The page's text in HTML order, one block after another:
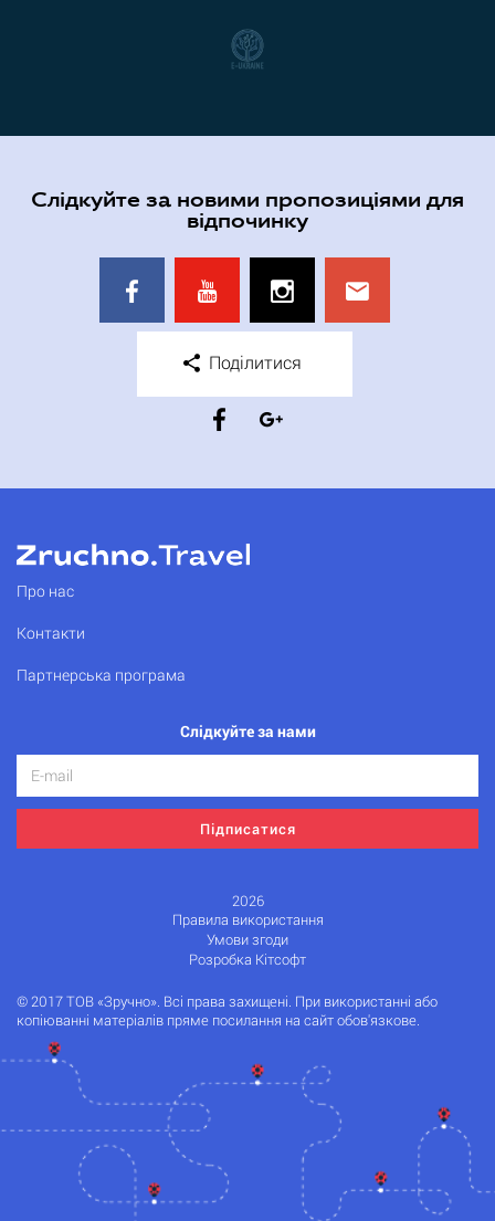
Слідкуйте за новими пропозиціями для
відпочинку
Поділитися
Про нас
Контакти
Партнерська програма
Слідкуйте за нами
Підписатися
2026
Правила використання
Умови згоди
Розробка Кітсофт
© 2017 ТОВ «Зручно». Всі права захищені. При використанні або
копіюванні матеріалів пряме посилання на сайт обов'язкове.